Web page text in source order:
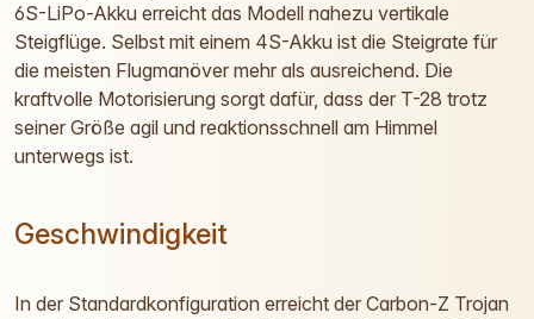
6S-LiPo-Akku erreicht das Modell nahezu vertikale
Steigflüge. Selbst mit einem 4S-Akku ist die Steigrate für
die meisten Flugmanöver mehr als ausreichend. Die
kraftvolle Motorisierung sorgt dafür, dass der T-28 trotz
seiner Größe agil und reaktionsschnell am Himmel
unterwegs ist.
Geschwindigkeit
In der Standardkonfiguration erreicht der Carbon-Z Trojan